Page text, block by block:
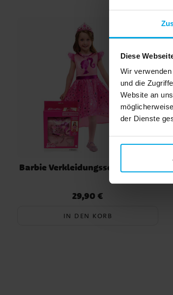
Diese
Wir
und die
Website an
der Dienste
Barbie Verkleidungsset 4-6 Jahre
Preis:29,90 €
29,90 €
IN DEN KORB